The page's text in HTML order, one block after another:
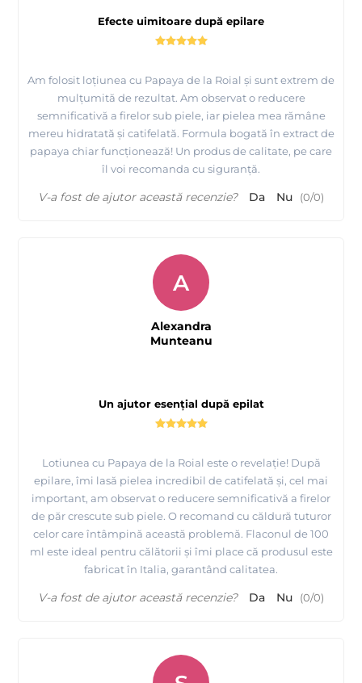
Efecte uimitoare după epilare
Am folosit loțiunea cu Papaya de la Roial și sunt extrem de
mulțumită de rezultat. Am observat o reducere
semnificativă a firelor sub piele, iar pielea mea rămâne
mereu hidratată și catifelată. Formula bogată în extract de
papaya chiar funcționează! Un produs de calitate, pe care
îl voi recomanda cu siguranță.
V-a fost de ajutor această recenzie? Da Nu (0/0)
Un ajutor esențial după epilat
Lotiunea cu Papaya de la Roial este o revelație! După
epilare, îmi lasă pielea incredibil de catifelată și, cel mai
important, am observat o reducere semnificativă a firelor
de păr crescute sub piele. O recomand cu căldură tuturor
celor care întâmpină această problemă. Flaconul de 100
ml este ideal pentru călătorii și îmi place că produsul este
fabricat în Italia, garantând calitatea.
A
Alexandra
Munteanu
V-a fost de ajutor această recenzie? Da Nu (0/0)